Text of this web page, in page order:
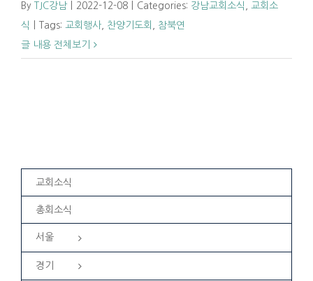
By TJC강남 2022-12-08 Categories: 강남교회소식
교회소
식
Tags: 교회행사 찬양기도회
참북연
글 내용 전체보기
교회소식
총회소식
서울
경기